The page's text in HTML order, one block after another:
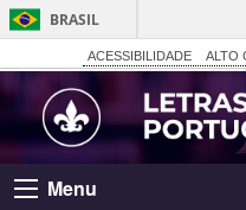
BRASIL
ACESSIBILIDADE ALTO
Menu